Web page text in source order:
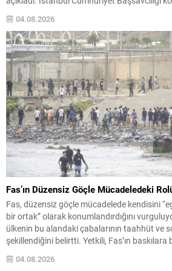
soruşturma ve emniyet operasyonlarının
uygulandığını belirtti. Soruşturmada, düşük
sahte ekspertiz raporlarıyla değeri
yoluyla...
04.08.2026
Fas’ın Düzensiz Göçle Mücadeledeki
Fas, düzensiz göçle mücadelede kendisini
bir ortak” olarak konumlandırdığını
ülkenin bu alandaki çabalarının taahhüt ve
şekillendiğini belirtti. Yetkili, Fas’ın
ederek, mücadelenin ortak bir sorumluluk
04.08.2026